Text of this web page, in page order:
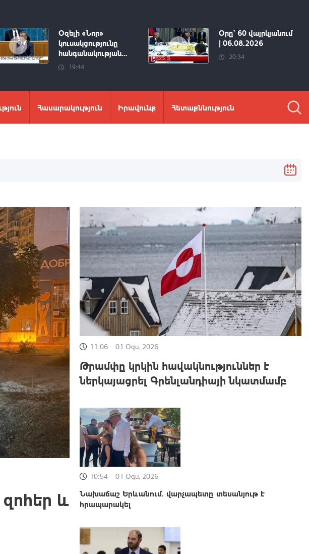
Օզելի «Նոր»
կուսակցությունը
հանգանակության...
19:44
Օրը՝ 60 վայրկյանում
| 06.08.2026
20:34
Հասարակություն Իրավունք Հետաքննություն
և
11:06 01 Օգս, 2026
Թրամփը կրկին հավակնություններ է
ներկայացրել Գրենլանդիայի նկատմամբ
10:54 01 Օգս, 2026
Նախաճաշ Երևանում. վարչապետը տեսանյութ է
հրապարակել